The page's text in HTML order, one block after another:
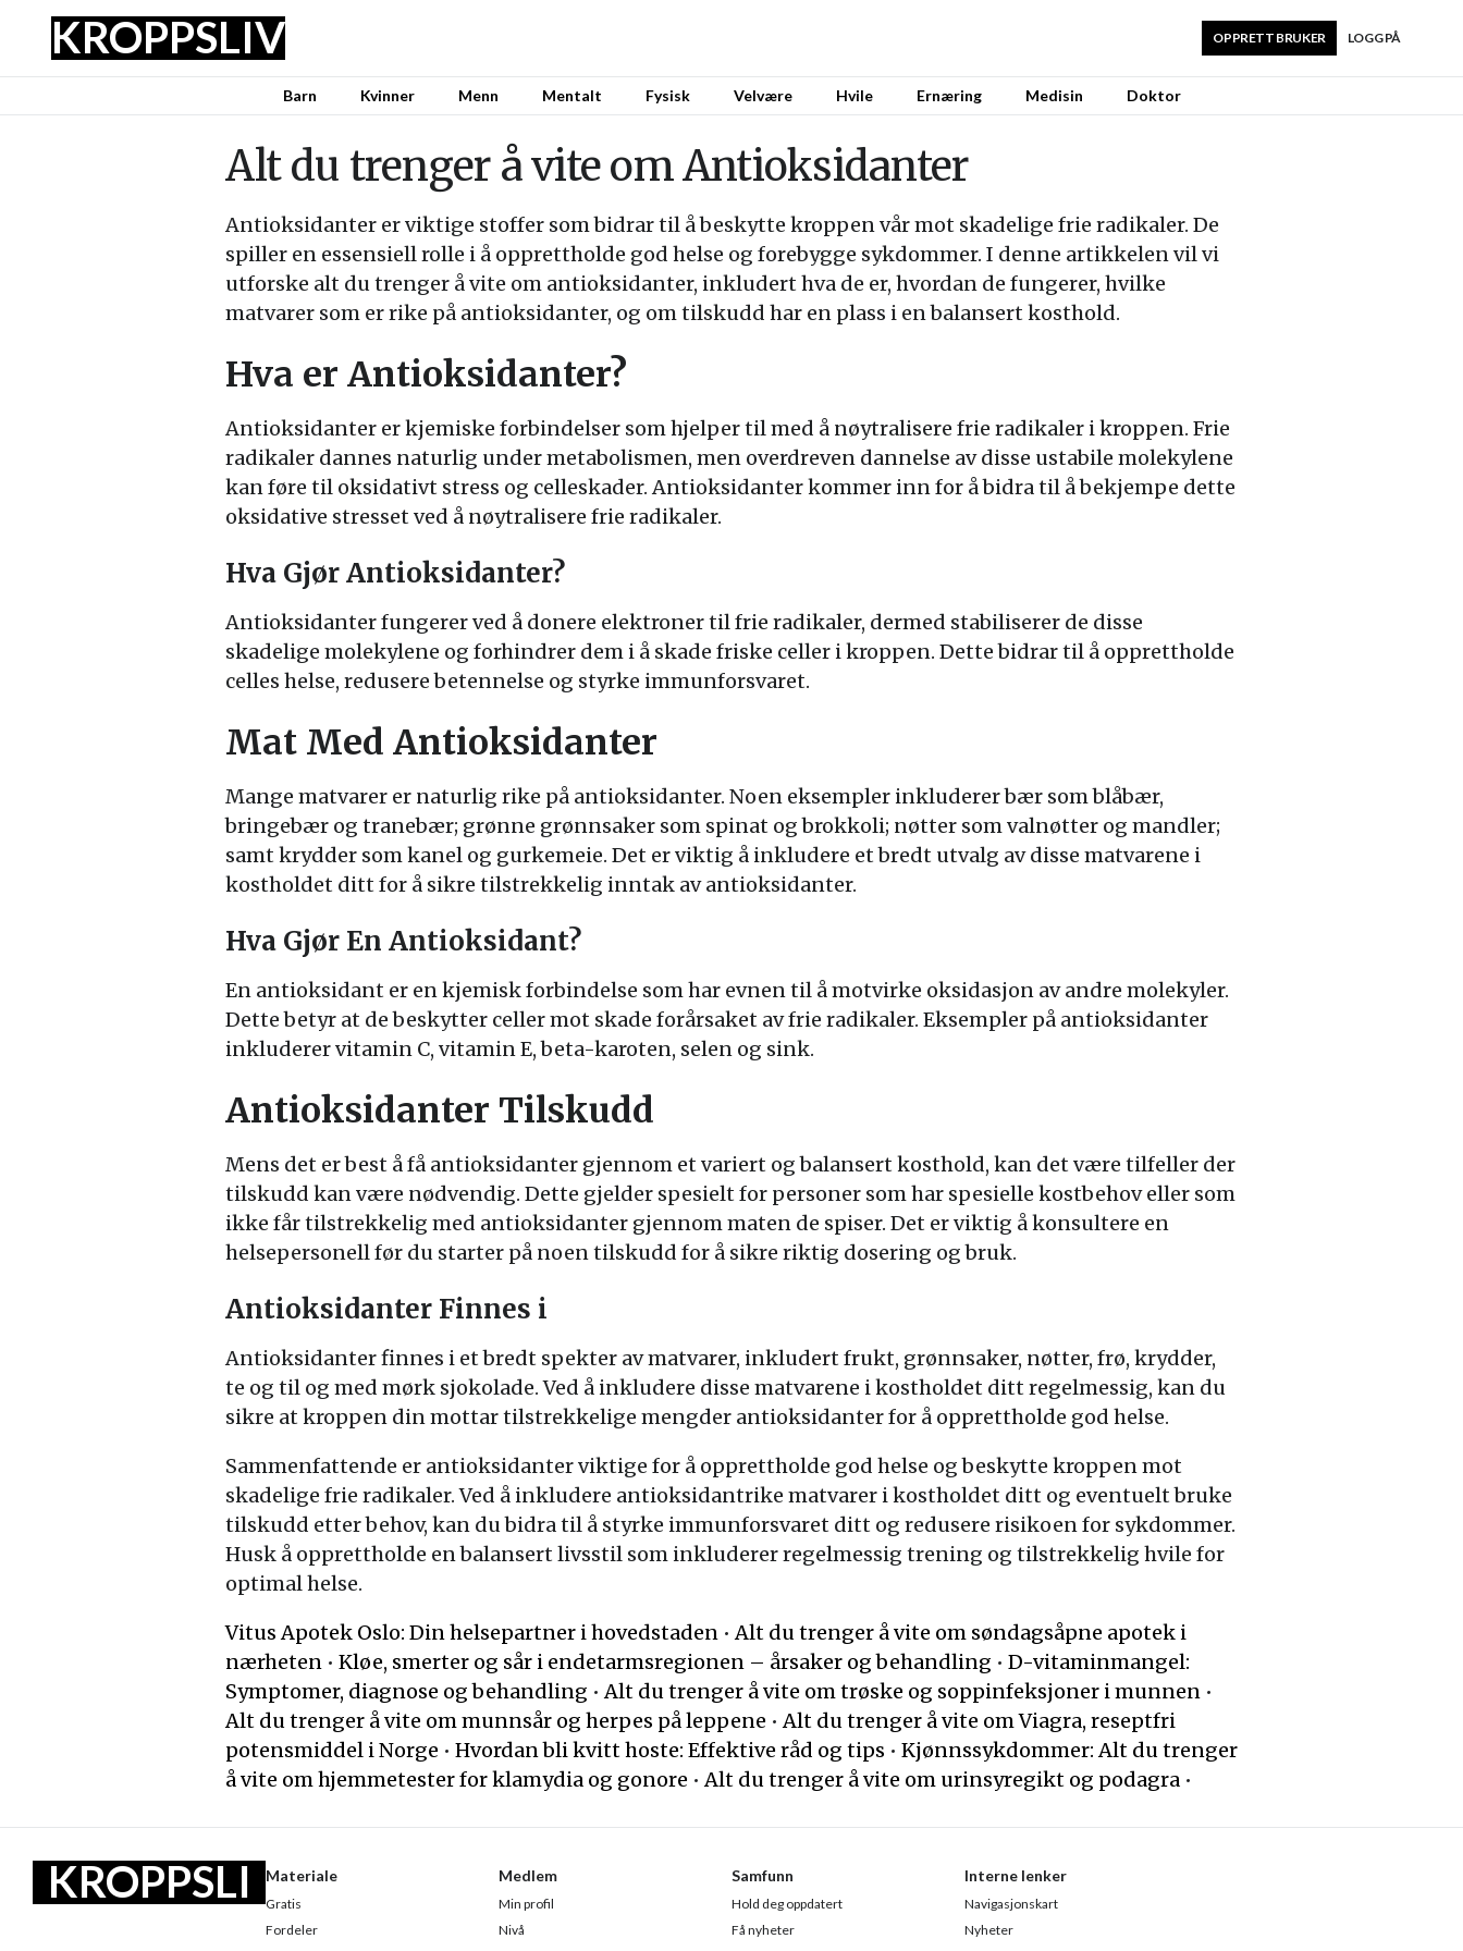
KROPPSLIV LOGG PÅ
OPPRETT BRUKER
Barn Kvinner Menn Mentalt Fysisk Velvære Hvile Ernæring Medisin Doktor
Alt du trenger å vite om Antioksidanter
Antioksidanter er viktige stoffer som bidrar til å beskytte kroppen vår mot skadelige frie radikaler. De
spiller en essensiell rolle i å opprettholde god helse og forebygge sykdommer. I denne artikkelen vil vi
utforske alt du trenger å vite om antioksidanter, inkludert hva de er, hvordan de fungerer, hvilke
matvarer som er rike på antioksidanter, og om tilskudd har en plass i en balansert kosthold.
Hva er Antioksidanter?
Antioksidanter er kjemiske forbindelser som hjelper til med å nøytralisere frie radikaler i kroppen. Frie
radikaler dannes naturlig under metabolismen, men overdreven dannelse av disse ustabile molekylene
kan føre til oksidativt stress og celleskader. Antioksidanter kommer inn for å bidra til å bekjempe dette
oksidative stresset ved å nøytralisere frie radikaler.
Hva Gjør Antioksidanter?
Antioksidanter fungerer ved å donere elektroner til frie radikaler, dermed stabiliserer de disse
skadelige molekylene og forhindrer dem i å skade friske celler i kroppen. Dette bidrar til å opprettholde
celles helse, redusere betennelse og styrke immunforsvaret.
Mat Med Antioksidanter
Mange matvarer er naturlig rike på antioksidanter. Noen eksempler inkluderer bær som blåbær,
bringebær og tranebær; grønne grønnsaker som spinat og brokkoli; nøtter som valnøtter og mandler;
samt krydder som kanel og gurkemeie. Det er viktig å inkludere et bredt utvalg av disse matvarene i
kostholdet ditt for å sikre tilstrekkelig inntak av antioksidanter.
Hva Gjør En Antioksidant?
En antioksidant er en kjemisk forbindelse som har evnen til å motvirke oksidasjon av andre molekyler.
Dette betyr at de beskytter celler mot skade forårsaket av frie radikaler. Eksempler på antioksidanter
inkluderer vitamin C, vitamin E, beta-karoten, selen og sink.
Antioksidanter Tilskudd
Mens det er best å få antioksidanter gjennom et variert og balansert kosthold, kan det være tilfeller der
tilskudd kan være nødvendig. Dette gjelder spesielt for personer som har spesielle kostbehov eller som
ikke får tilstrekkelig med antioksidanter gjennom maten de spiser. Det er viktig å konsultere en
helsepersonell før du starter på noen tilskudd for å sikre riktig dosering og bruk.
Antioksidanter Finnes i
Antioksidanter finnes i et bredt spekter av matvarer, inkludert frukt, grønnsaker, nøtter, frø, krydder,
te og til og med mørk sjokolade. Ved å inkludere disse matvarene i kostholdet ditt regelmessig, kan du
sikre at kroppen din mottar tilstrekkelige mengder antioksidanter for å opprettholde god helse.
Sammenfattende er antioksidanter viktige for å opprettholde god helse og beskytte kroppen mot
skadelige frie radikaler. Ved å inkludere antioksidantrike matvarer i kostholdet ditt og eventuelt bruke
tilskudd etter behov, kan du bidra til å styrke immunforsvaret ditt og redusere risikoen for sykdommer.
Husk å opprettholde en balansert livsstil som inkluderer regelmessig trening og tilstrekkelig hvile for
optimal helse.
Vitus Apotek Oslo: Din helsepartner i hovedstaden •Alt du trenger å vite om søndagsåpne apotek i
nærheten • Kløe, smerter og sår i endetarmsregionen – årsaker og behandling • D-vitaminmangel:
Symptomer, diagnose og behandling •Alt du trenger å vite om trøske og soppinfeksjoner i munnen •
Alt du trenger å vite om munnsår og herpes på leppene •Alt du trenger å vite om Viagra, reseptfri
potensmiddel i Norge • Hvordan bli kvitt hoste: Effektive råd og tips • Kjønnssykdommer: Alt du trenger
å vite om hjemmetester for klamydia og gonore •Alt du trenger å vite om urinsyregikt og podagra •
KROPPSLI Materiale
Gratis
Fordeler
Medlem
Min profil
Nivå
Samfunn
Hold deg oppdatert
Få nyheter
Interne lenker
Navigasjonskart
Nyheter